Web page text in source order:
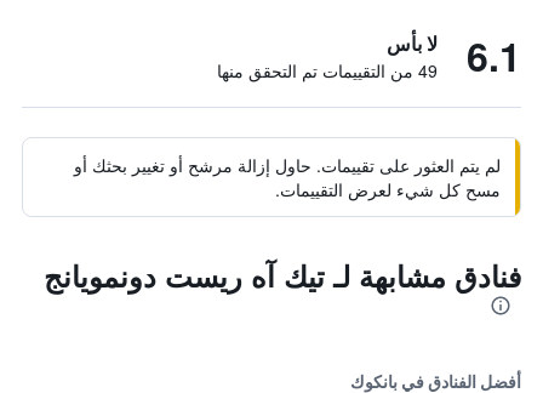
6.1 لا بأس
49 من التقييمات تم التحقق منها
لم يتم العثور على تقييمات. حاول إزالة مرشح أو تغيير بحثك أو
مسح كل شيء لعرض التقييمات.
فنادق مشابهة لـ تيك آه ريست دونمويانج
أفضل الفنادق في بانكوك